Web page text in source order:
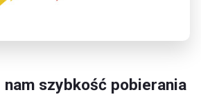
nam szybkość pobierania